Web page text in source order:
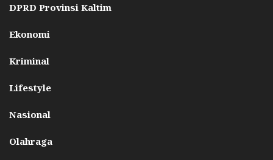
DPRD Provinsi Kaltim
Ekonomi
Kriminal
Lifestyle
Nasional
Olahraga